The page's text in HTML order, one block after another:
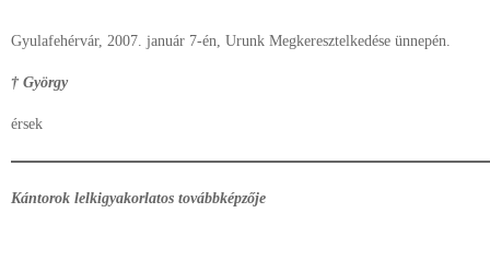
Gyulafehérvár, 2007. január 7-én, Urunk Megkeresztelkedése ünnepén.
† György
érsek
Kántorok lelkigyakorlatos továbbképzője